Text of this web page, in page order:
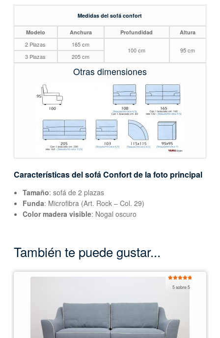
Medidas del sofá confort
Modelo Anchura Profundidad Altura
2 Plazas 165 cm
100 cm
95 cm
3 Plazas
205 cm
Otras dimensiones
Características del sofá Confort de la foto principal
Tamaño: sofá de 2 plazas
Funda: Microfibra (Art. Rock – Col. 29)
Color madera visible: Nogal oscuro
También te puede gustar...
5 sobre 5